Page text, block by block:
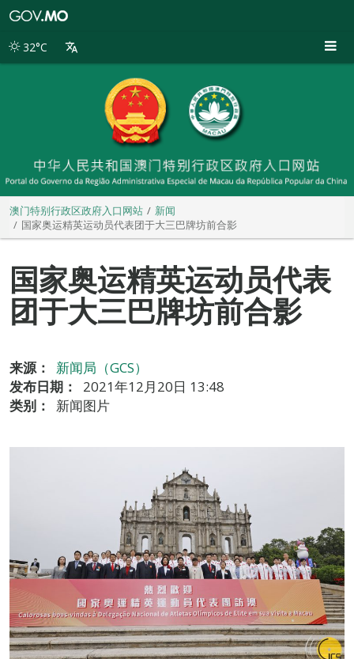
别
32°C
澳门特别行政区政府入口网站
新闻
国家奥运精英运动员代表团于大三巴牌坊前合影
国家奥运精英运动员代表
团于大三巴牌坊前合影
来源：
新闻局（GCS）
发布日期：
2021年12月20日 13:48
类别：
新闻图片